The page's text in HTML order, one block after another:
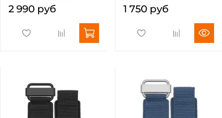
2 990 руб 1 750 руб